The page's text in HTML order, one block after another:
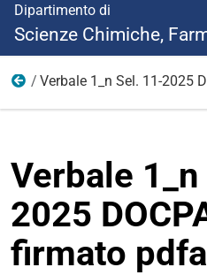
Dipartimento di
Scienze Chimiche,
11
Verbale 1_n Sel. 11-2025
Verbale
2025
firmato